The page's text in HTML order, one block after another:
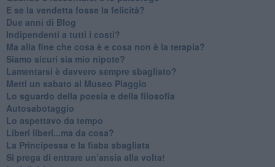
​E se la vendetta fosse la felicità?
​Due anni di Blog
​Indipendenti a tutti i costi?
​Ma alla fine che cosa è e cosa non è la terapia?
​Siamo sicuri sia mio nipote?
​Lamentarsi è davvero sempre sbagliato?
​Metti un sabato al Museo Piaggio
​Lo sguardo della poesia e della filosofia
Autosabotaggio
​Lo aspettavo da tempo
​Liberi liberi...ma da cosa?
​La Principessa e la fiaba sbagliata
Si prega di entrare un’ansia alla volta!